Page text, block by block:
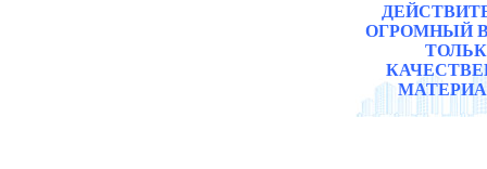
ОГРОМНЫЙ